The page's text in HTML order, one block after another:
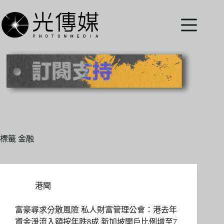
至
主
內
標籤 金融
港聞
富豪尋求分散風險 私人財富管理公會：港去年
資金淨流入額按年跌8成 新加坡開戶比例增至7